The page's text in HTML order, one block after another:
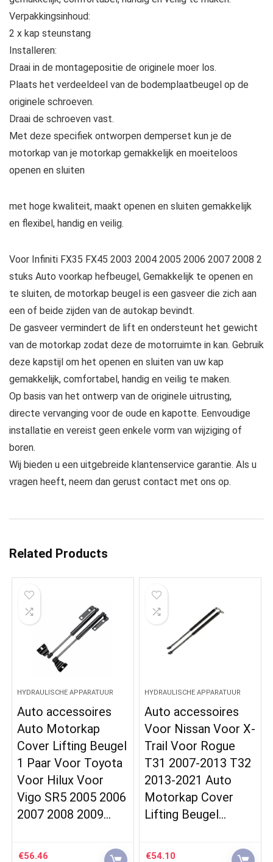
Verpakkingsinhoud:
2 x kap steunstang
Installeren:
Draai in de montagepositie de originele moer los.
Plaats het verdeeldeel van de bodemplaatbeugel op de
originele schroeven.
Draai de schroeven vast.
Met deze specifiek ontworpen demperset kun je de
motorkap van je motorkap gemakkelijk en moeiteloos
openen en sluiten
met hoge kwaliteit, maakt openen en sluiten gemakkelijk
en flexibel, handig en veilig.
Voor Infiniti FX35 FX45 2003 2004 2005 2006 2007 2008 2
stuks Auto voorkap hefbeugel, Gemakkelijk te openen en
te sluiten, de motorkap beugel is een gasveer die zich aan
een of beide zijden van de autokap bevindt.
De gasveer vermindert de lift en ondersteunt het gewicht
van de motorkap zodat deze de motorruimte in kan. Gebruik
deze kapstijl om het openen en sluiten van uw kap
gemakkelijk, comfortabel, handig en veilig te maken.
Op basis van het ontwerp van de originele uitrusting,
directe vervanging voor de oude en kapotte. Eenvoudige
installatie en vereist geen enkele vorm van wijziging of
boren.
Wij bieden u een uitgebreide klantenservice garantie. Als u
vragen heeft, neem dan gerust contact met ons op.
Related Products
HYDRAULISCHE APPARATUUR
Auto accessoires
Auto Motorkap
Cover Lifting Beugel
1 Paar Voor Toyota
Voor Hilux Voor
Vigo SR5 2005 2006
2007 2008 2009…
€56.46
HYDRAULISCHE APPARATUUR
Auto accessoires
Voor Nissan Voor X-
Trail Voor Rogue
T31 2007-2013 T32
2013-2021 Auto
Motorkap Cover
Lifting Beugel…
€54.10